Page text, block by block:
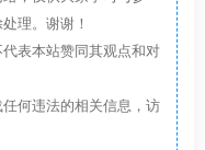
理。谢谢！
表本站赞同其观点和对
何违法的相关信息，访